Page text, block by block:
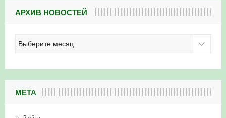
АРХИВ НОВОСТЕЙ
новостей
МЕТА